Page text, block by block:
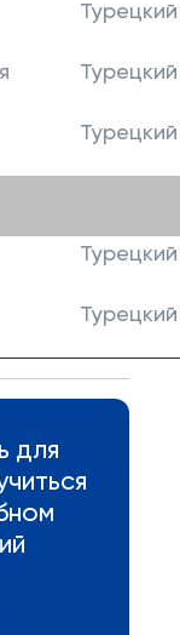
Турецкий
Турецкий
Турецкий
Турецкий
Турецкий
для